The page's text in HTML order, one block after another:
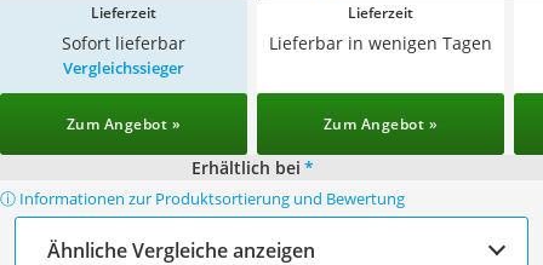
Lieferzeit
Sofort lieferbar
Lieferzeit
Lieferbar in wenigen Tagen
Vergleichssieger
Zum Angebot » Zum Angebot »
Erhältlich bei *
ⓘ Informationen zur Produktsortierung und Bewertung
Ähnliche Vergleiche anzeigen